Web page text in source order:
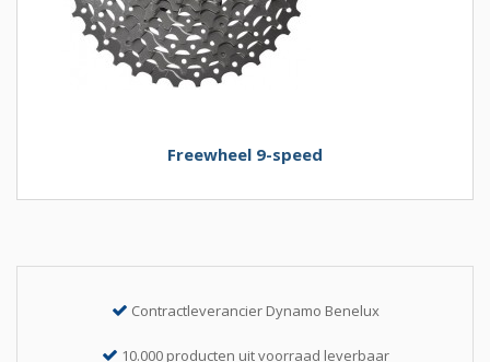
Freewheel 9-speed
Contractleverancier Dynamo Benelux
10.000 producten uit voorraad leverbaar